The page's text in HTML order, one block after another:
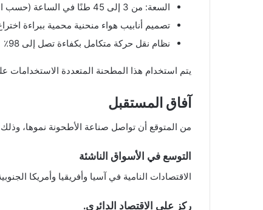
السعة: من 3 إلى 45 طنًا في الساعة (حسب النموذج)
تصميم أنابيب هواء منحنية محمية ببراءة
نظام نقل حركة متكامل بكفاءة تصل إلى 98٪
يتم استخدام هذا المطحنة المتعددة
آفاق المستقبل
من المتوقع أن تواصل صناعة الأطحونة نموها،
التوسع في الأسواق الناشئة
الاقتصادات النامية في آسيا وأفريقيا وأمريكا
ركز على الاقتصاد الدائري.